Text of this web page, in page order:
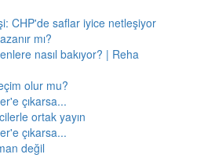
CHP'de saflar iyice netleşiyor
mı?
nasıl bakıyor? | Reha
olur mu?
çıkarsa...
ortak yayın
çıkarsa...
değil